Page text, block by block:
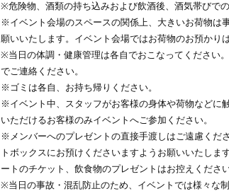
※危険物、酒類の持ち込みおよび飲酒後、酒気帯びで
※イベント会場のスペースの関係上、大きいお荷物は
願いいたします。イベント会場ではお荷物のお預かり
※当日の体調・健康管理は各自でおこなってください
でご連絡ください。
※ゴミは各自、お持ち帰りください。
※イベント中、スタッフがお客様の身体や荷物などに
いただけるお客様のみイベントへご参加ください。
※メンバーへのプレゼントの直接手渡しはご遠慮くだ
トボックスにお預けくださいますようお願いいたし
ートのチケット、飲食物のプレゼントはお控えください
※当日の事故・混乱防止のため、イベントでは様々な